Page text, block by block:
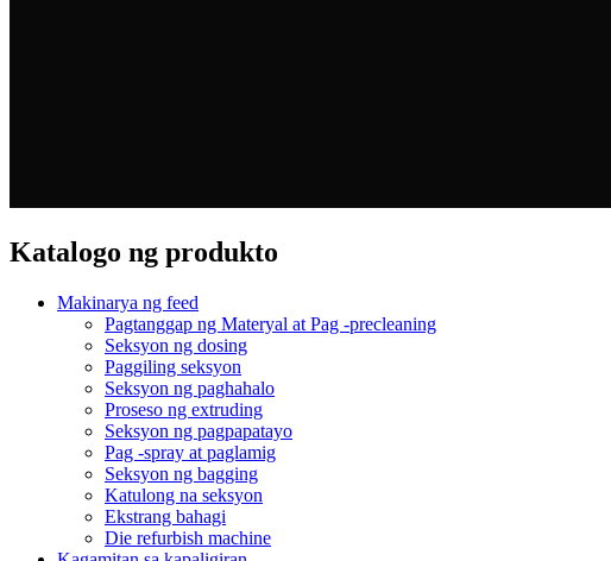
Katalogo ng produkto
Makinarya ng feed
Pagtanggap ng Materyal at Pag -precleaning
Seksyon ng dosing
Paggiling seksyon
Seksyon ng paghahalo
Proseso ng extruding
Seksyon ng pagpapatayo
Pag -spray at paglamig
Seksyon ng bagging
Katulong na seksyon
Ekstrang bahagi
Die refurbish machine